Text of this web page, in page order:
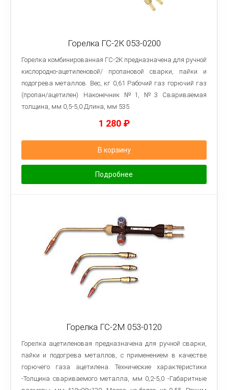
Горелка ГС-2К 053-0200
Горелка комбинированная ГС-2К предназначена для ручной
кислородно-ацетиленовой/ пропановой сварки, пайки и
подогрева металлов. Вес, кг 0,61 Рабочий газ горючий газ
(пропан/ацетилен) Наконечник №1, №3 Свариваемая
толщина, мм 0,5-5,0 Длина, мм 535
1 280 ₽
В корзину
Подробнее
Горелка ГС-2М 053-0120
Горелка ацетиленовая предназначена для ручной сварки,
пайки и подогрева металлов, с применением в качестве
горючего газа ацетилена. Технические характеристики
-Толщина свариваемого металла, мм 0,2-5,0 -Габаритные